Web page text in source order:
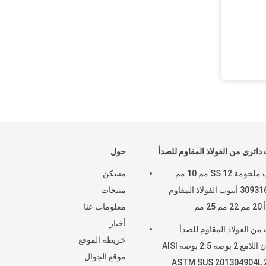
حول
مسكن
منتجات
معلومات عنا
أخبار
خريطة الموقع
موقع الجوال
دائري من الفولاذ المقاوم للصدأ
أنابيب ملحومة SS 12 مم 10 مم
309316201 أنبوب الفولاذ المقاوم
من الفولاذ المقاوم للصدأ
الملدّن اللامع 2 بوصة 2.5 بوصة AISI
ASTM SUS 201304904L